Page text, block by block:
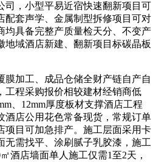
司，小型平易近宿快速翻新项目可
配套声学、金属制型拆修项目可对
均具备完整产质量检天分、不变产
地域酒店新建、翻新项目标碳晶板
加工、成品仓储全财产链自产自
工程采购报价相较建材经销商低
、12mm厚度板材支撑酒店工程
酒店公用花色常备现货，常规订单
项目可加急排产。施工层面采用卡
无需找平、涂刷腻子乳胶漆，施工
酒店墙面单人施工仅需1至2天，